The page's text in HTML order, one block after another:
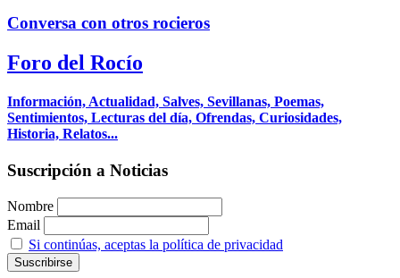
Conversa con otros rocieros
Foro del Rocío
Información, Actualidad, Salves, Sevillanas, Poemas,
Sentimientos, Lecturas del día, Ofrendas, Curiosidades,
Historia, Relatos...
Suscripción a Noticias
Nombre
Email
Si continúas, aceptas la política de privacidad